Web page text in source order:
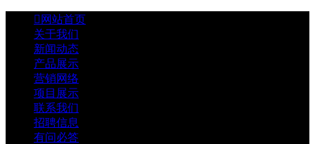
 网站首页
关于我们
新闻动态
产品展示
营销网络
项目展示
联系我们
招聘信息
有问必答